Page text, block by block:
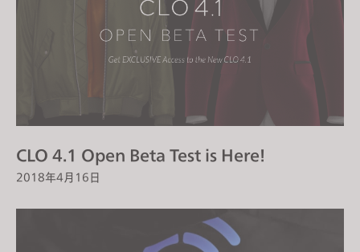
CLO 4.1 Open Beta Test is Here!
2018年4月16日